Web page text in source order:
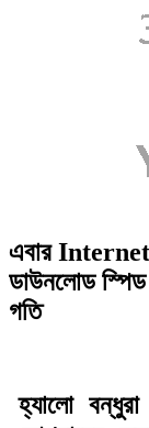
এবার
ডাউনলোড স্পিড
গতি
হ্যালো